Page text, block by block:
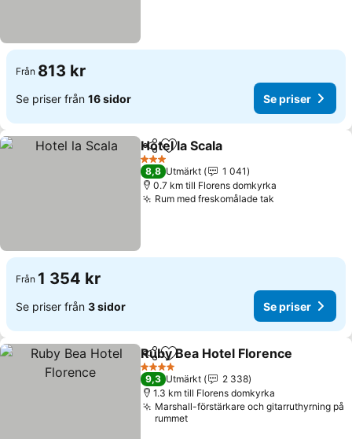
Från 813 kr
Se priser från 16 sidor Se priser
Dela Lägg till i Mina Favoriter
Hotel la Scala
3 Stjärnor
8,8 Utmärkt
1 041
0.7 km till Florens domkyrka
Rum med freskomålade tak
Från 1 354 kr
Se priser från 3 sidor Se priser
Dela Lägg till i Mina Favoriter
Ruby Bea Hotel Florence
4 Stjärnor
9,3 Utmärkt
2 338
1.3 km till Florens domkyrka
Marshall-förstärkare och gitarruthyrning på
rummet